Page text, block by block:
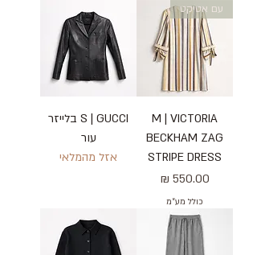
עם אטיקט
M | VICTORIA
BECKHAM ZAG
STRIPE DRESS
מחיר
כולל מע״מ
S | GUCCI בלייזר
עור
אזל מהמלאי